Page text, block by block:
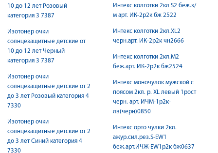
10 до 12 лет Розовый
категория 3 7387
Изотонер очки
солнцезащитные детские от
10 до 12 лет Черный
категория 3 7387
Изотонер очки
солнцезащитные детские от 2
до 3 лет Розовый категория 4
7330
Изотонер очки
солнцезащитные детские от 2
до 3 лет Синий категория 4
7330
Интекс колготки 2кл S2 беж.з/
м арт. ИК-2р2к бж 2522
Интекс колготки 2кл.XL2
черн.арт. ИК-2р2к чн2666
Интекс колготки 2кл.М2
беж.арт. ИК-2р2к бж2524
Интекс моночулок мужской с
поясом 2кл. р. XL левый 1рост
черн. арт. ИЧМ-1р2к-
лв(черн)0850
Интекс орто чулки 2кл.
ажур.сил.рез.S-EW1
беж.арт.ИЧЖ-EW1р2к бж0637